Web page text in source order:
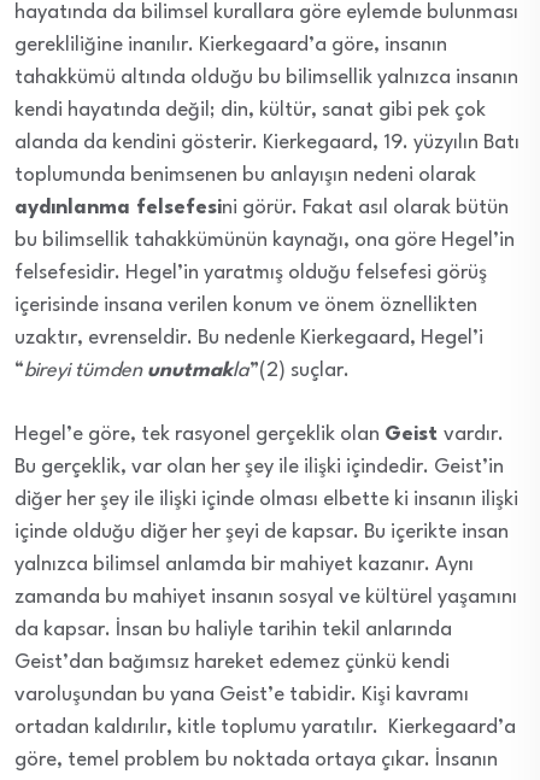
hayatında da bilimsel kurallara göre eylemde bulunması
gerekliliğine inanılır. Kierkegaard’a göre, insanın
tahakkümü altında olduğu bu bilimsellik yalnızca insanın
kendi hayatında değil; din, kültür, sanat gibi pek çok
alanda da kendini gösterir. Kierkegaard, 19. yüzyılın Batı
toplumunda benimsenen bu anlayışın nedeni olarak
aydınlanma felsefesini görür. Fakat asıl olarak bütün
bu bilimsellik tahakkümünün kaynağı, ona göre Hegel’in
felsefesidir. Hegel’in yaratmış olduğu felsefesi görüş
içerisinde insana verilen konum ve önem öznellikten
uzaktır, evrenseldir. Bu nedenle Kierkegaard, Hegel’i
“bireyi tümden unutmakla”(2) suçlar.
Hegel’e göre, tek rasyonel gerçeklik olan Geist vardır.
Bu gerçeklik, var olan her şey ile ilişki içindedir. Geist’in
diğer her şey ile ilişki içinde olması elbette ki insanın ilişki
içinde olduğu diğer her şeyi de kapsar. Bu içerikte insan
yalnızca bilimsel anlamda bir mahiyet kazanır. Aynı
zamanda bu mahiyet insanın sosyal ve kültürel yaşamını
da kapsar. İnsan bu haliyle tarihin tekil anlarında
Geist’dan bağımsız hareket edemez çünkü kendi
varoluşundan bu yana Geist’e tabidir. Kişi kavramı
ortadan kaldırılır, kitle toplumu yaratılır. Kierkegaard’a
göre, temel problem bu noktada ortaya çıkar. İnsanın